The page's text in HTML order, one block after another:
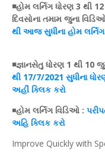
◾હોમ લર્નિગ ધોરણ 3 થી
દિવસોનાતમામ જુના
થી આજસુધીનાહોમ લર્નિગ
◾જ્ઞાનસેતુધોરણ 1 થી 10
થી 17/7/2021 સુધીના
અહીં ક્લિક કરો
◾હોમ લર્નિગ વિડિઓ :
અહિ ક્લિક કરો
Improve Quickly with